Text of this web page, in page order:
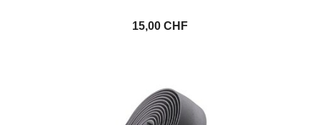
15,00 CHF